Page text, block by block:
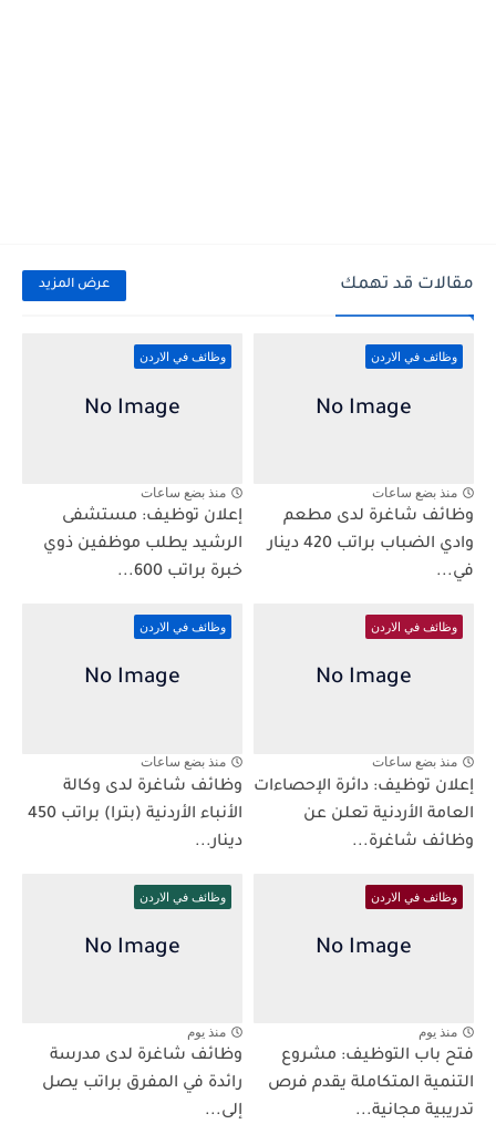
مقالات قد تهمك عرض المزيد
وظائف في الاردن
منذ بضع ساعات
وظائف شاغرة لدى مطعم
وادي الضباب براتب 420 دينار
في...
وظائف في الاردن
منذ بضع ساعات
إعلان توظيف: مستشفى
الرشيد يطلب موظفين ذوي
خبرة براتب 600...
وظائف في الاردن
منذ بضع ساعات
إعلان توظيف: دائرة الإحصاءات
العامة الأردنية تعلن عن
وظائف شاغرة...
وظائف في الاردن
منذ بضع ساعات
وظائف شاغرة لدى وكالة
الأنباء الأردنية (بترا) براتب 450
دينار...
وظائف في الاردن
منذ يوم
فتح باب التوظيف: مشروع
التنمية المتكاملة يقدم فرص
تدريبية مجانية...
وظائف في الاردن
منذ يوم
وظائف شاغرة لدى مدرسة
رائدة في المفرق براتب يصل
إلى...